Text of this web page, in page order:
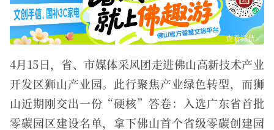
查看详情>
4月15日，省、市媒体采风团走进佛山高新技术产业
开发区狮山产业园。此行聚焦产业绿色转型，而狮
山近期刚交出一份“硬核”答卷：入选广东省首批
零碳园区建设名单，拿下佛山首个省级零碳创建园